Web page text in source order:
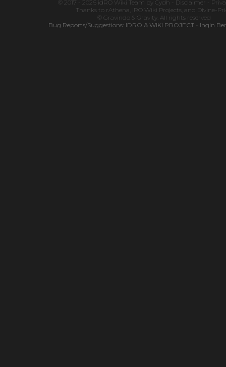
© 2017 - 2026 idRO Wiki Team by Cydh Disclaimer
Thanks to rAthena iRO Wiki Projects, and Divine-
© Gravindo & Gravity. All rights reserved
Bug Reports/Suggestions: IDRO & WIKI PROJECT- Ingin